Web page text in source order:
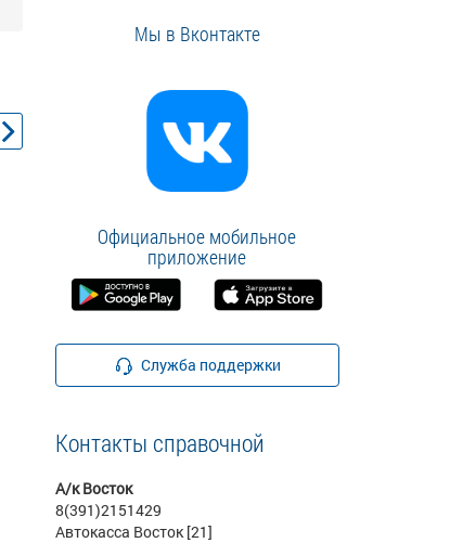
Мы в Вконтакте
Официальное мобильное
приложение
Служба поддержки
Контакты справочной
А/к Восток
8(391)2151429
Автокасса Восток [21]